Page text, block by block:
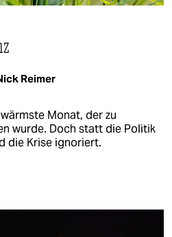
Reimer
Monat, der zu
wurde. Doch statt die Politik
die Krise ignoriert.